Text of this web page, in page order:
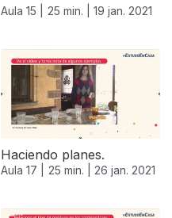
Aula 15 | 25 min. | 19 jan. 2021
Haciendo planes.
Aula 17 | 25 min. | 26 jan. 2021